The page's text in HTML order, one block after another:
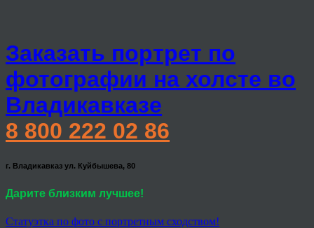
Заказать портрет по
фотографии на холсте во
Владикавказе
8 800 222 02 86
г. Владикавказ ул. Куйбышева, 80
Дарите близким лучшее!
Статуэтка по фото с портретным сходством!